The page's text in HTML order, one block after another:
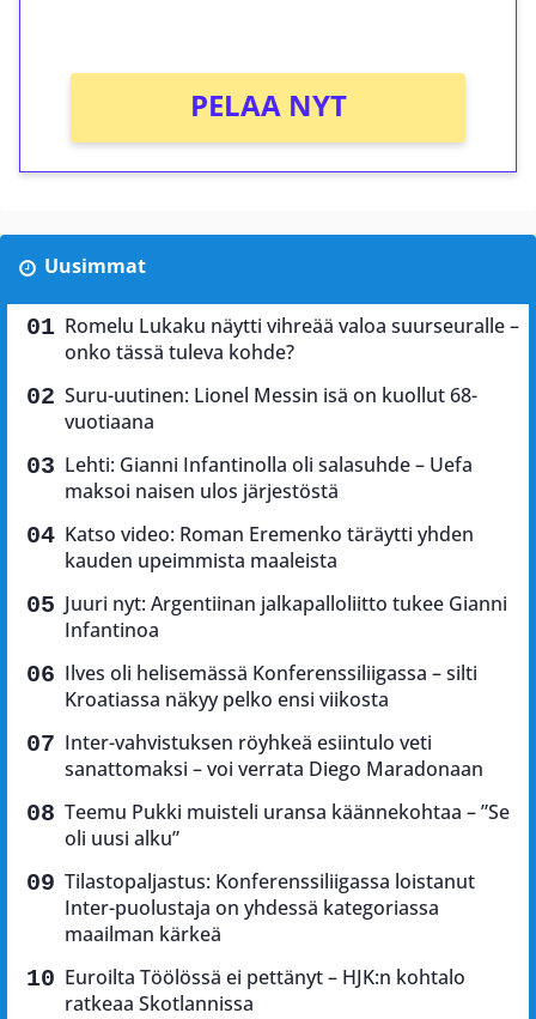
PELAA NYT
Uusimmat
Romelu Lukaku näytti vihreää valoa suurseuralle –
onko tässä tuleva kohde?
Suru-uutinen: Lionel Messin isä on kuollut 68-
vuotiaana
Lehti: Gianni Infantinolla oli salasuhde – Uefa
maksoi naisen ulos järjestöstä
Katso video: Roman Eremenko täräytti yhden
kauden upeimmista maaleista
Juuri nyt: Argentiinan jalkapalloliitto tukee Gianni
Infantinoa
Ilves oli helisemässä Konferenssiliigassa – silti
Kroatiassa näkyy pelko ensi viikosta
Inter-vahvistuksen röyhkeä esiintulo veti
sanattomaksi – voi verrata Diego Maradonaan
Teemu Pukki muisteli uransa käännekohtaa – ”Se
oli uusi alku”
Tilastopaljastus: Konferenssiliigassa loistanut
Inter-puolustaja on yhdessä kategoriassa
maailman kärkeä
Euroilta Töölössä ei pettänyt – HJK:n kohtalo
ratkeaa Skotlannissa